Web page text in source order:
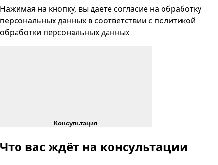
Нажимая на кнопку, вы даете согласие на обработку
персональных данных в соответствии с политикой
обработки персональных данных
Консультация
Что вас ждёт на консультации